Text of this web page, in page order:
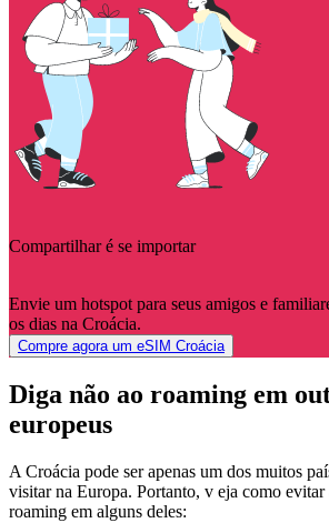
Compartilhar é se importar
Envie um hotspot para seus amigos e
os dias na Croácia.
Compre agora um eSIM Croácia
Diga não ao roaming em
europeus
A Croácia pode ser apenas um dos muitos
visitar na Europa. Portanto, v eja como evitar
roaming em alguns deles: